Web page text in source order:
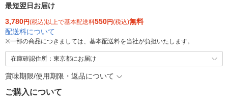
最短翌日お届け
3,780円(税込)以上で基本配送料550円(税込)無料
配送料について
※一部の商品につきましては、基本配送料を当社が負担いたします。
在庫確認住所：東京都にお届け
賞味期限/使用期限・返品について
ご購入について